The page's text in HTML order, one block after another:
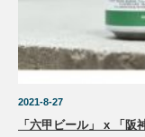
2021-8-27
「六甲ビール」 x 「阪